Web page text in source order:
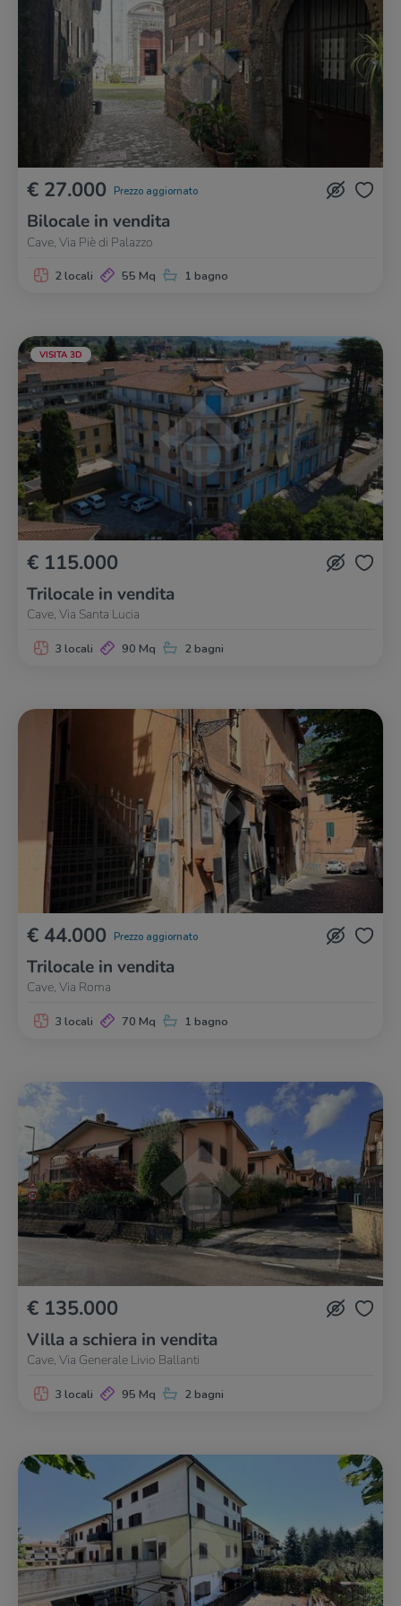
€ 27.000 Prezzo aggiornato
Bilocale in vendita
Cave, Via Piè di Palazzo
2 locali 55 Mq 1 bagno
VISITA 3D
€ 115.000
Trilocale in vendita
Cave, Via Santa Lucia
3 locali 90 Mq 2 bagni
€ 44.000 Prezzo aggiornato
Trilocale in vendita
Cave, Via Roma
3 locali 70 Mq 1 bagno
€ 135.000
Villa a schiera in vendita
Cave, Via Generale Livio Ballanti
3 locali 95 Mq 2 bagni